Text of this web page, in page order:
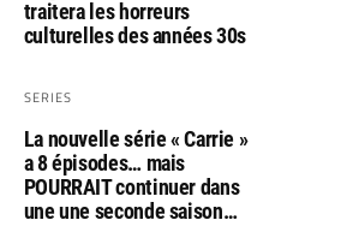
traitera les horreurs
culturelles des années 30s
SERIES
La nouvelle série « Carrie »
a 8 épisodes… mais
POURRAIT continuer dans
une une seconde saison…